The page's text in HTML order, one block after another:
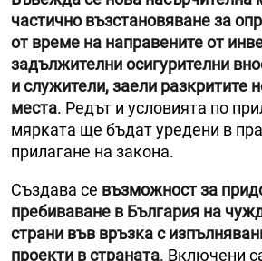
частично възстановяване за
от време на направените от
задължителни осигурителни
и служители, заели разкритите
места. Редът и условията по
мярката ще бъдат уредени в
прилагане на закона.
Създава се възможност за
пребиваване в България на
страни във връзка с
проекти в страната. Включени